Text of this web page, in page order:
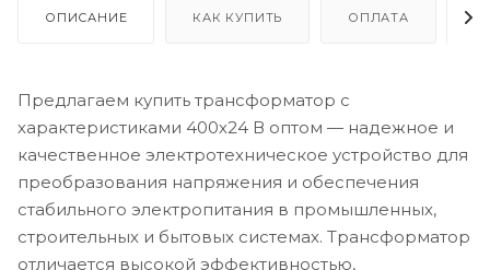
ОПИСАНИЕ КАК КУПИТЬ ОПЛАТА
Предлагаем купить трансформатор с
характеристиками 400х24 В оптом — надежное и
качественное электротехническое устройство для
преобразования напряжения и обеспечения
стабильного электропитания в промышленных,
строительных и бытовых системах. Трансформатор
отличается высокой эффективностью,